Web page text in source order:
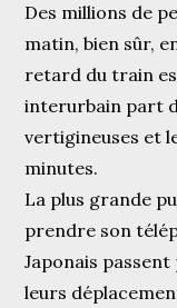
Des millions de
matin, bien sûr,
retard du train
interurbain part
vertigineuses et
minutes.
La plus grande
prendre son
Japonais
leurs